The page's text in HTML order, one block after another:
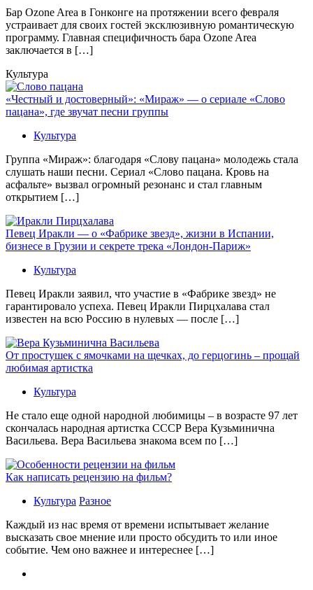
Бaр Ozone Area в Гонконге на протяжении всего февраля
устраивает для своих гостей эксклюзивную романтическую
программу. Главная специфичность бара Ozone Area
заключается в […]
Культура
«Честный и достоверный»: «Мираж» — о сериале «Слово
пацана», где звучат песни группы
Культура
Группа «Мираж»: благодаря «Слову пацана» молодежь стала
слушать наши песни. Сериал «Слово пацана. Кровь на
асфальте» вызвал огромный резонанс и стал главным
открытием […]
Певец Иракли — о «Фабрике звезд», жизни в Испании,
бизнесе в Грузии и секрете трека «Лондон-Париж»
Культура
Певец Иракли заявил, что участие в «Фабрике звезд» не
гарантировало успеха. Певец Иракли Пирцхалава стал
известен на всю Россию в нулевых — после […]
От простушек с ямочками на щечках, до герцогинь – прощай
любимая артистка
Культура
Не стало еще одной народной любимицы – в возрасте 97 лет
скончалась народная артистка СССР Вера Кузьминична
Васильева. Вера Васильева знакома всем по […]
Как написать рецензию на фильм?
Культура Разное
Каждый из нас время от времени испытывает желание
высказать свое мнение или просто обсудить то или иное
событие. Чем оно важнее и интереснее […]